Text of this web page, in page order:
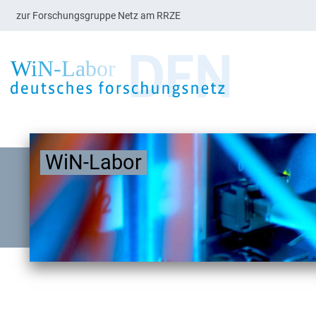
zur Forschungsgruppe Netz am RRZE
WiN-Labor